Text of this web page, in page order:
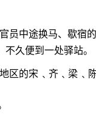
员中途换马、歇宿
久便到一处驿站。
区的宋﹑齐﹑梁﹑